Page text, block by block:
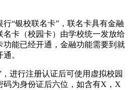
“银校联名卡”，联名卡具有金融
卡（校园卡）由学校统一发放给
能已经开通，金融功能需要到就
。
进行注册认证后可使用虚拟校园
码为身份证后六位，如含有X，X